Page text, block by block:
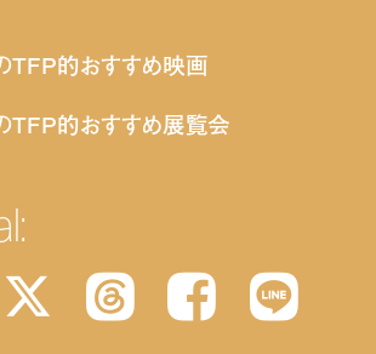
TFP的おすすめ映画
TFP的おすすめ展覧会
𝕏 Threads Facebook LINE